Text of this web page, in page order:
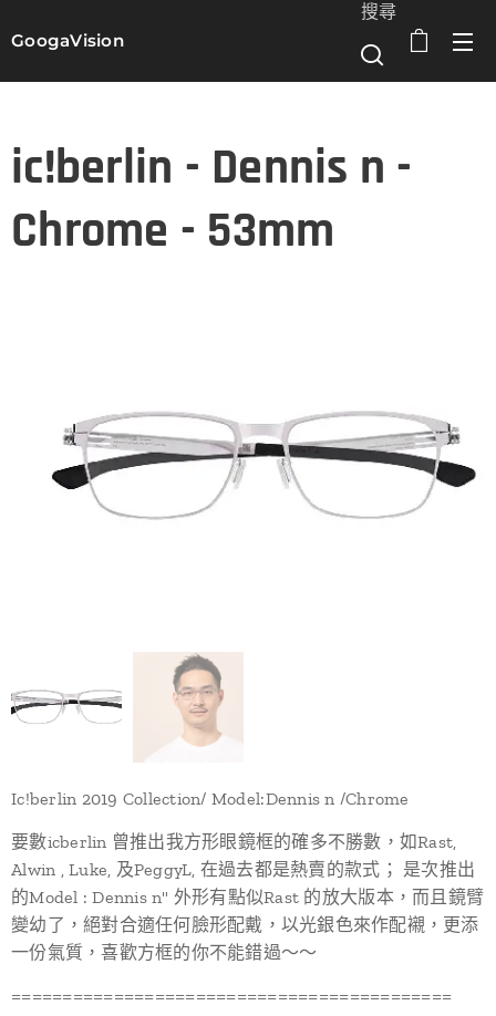
GoogaVision
搜尋
ic!berlin - Dennis n -
Chrome - 53mm
Ic!berlin 2019 Collection/ Model:Dennis n /Chrome
要數icberlin 曾推出我方形眼鏡框的確多不勝數，如Rast,
Alwin , Luke, 及PeggyL, 在過去都是熱賣的款式； 是次推出
的Model : Dennis n" 外形有點似Rast 的放大版本，而且鏡臂
變幼了，絕對合適任何臉形配戴，以光銀色來作配襯，更添
一份氣質，喜歡方框的你不能錯過～～
===========================================